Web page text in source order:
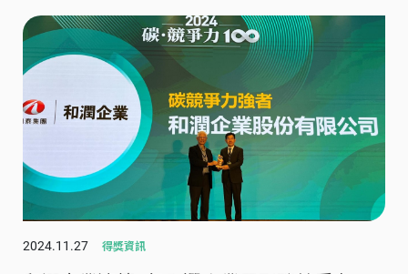
2024.11.27 得獎資訊